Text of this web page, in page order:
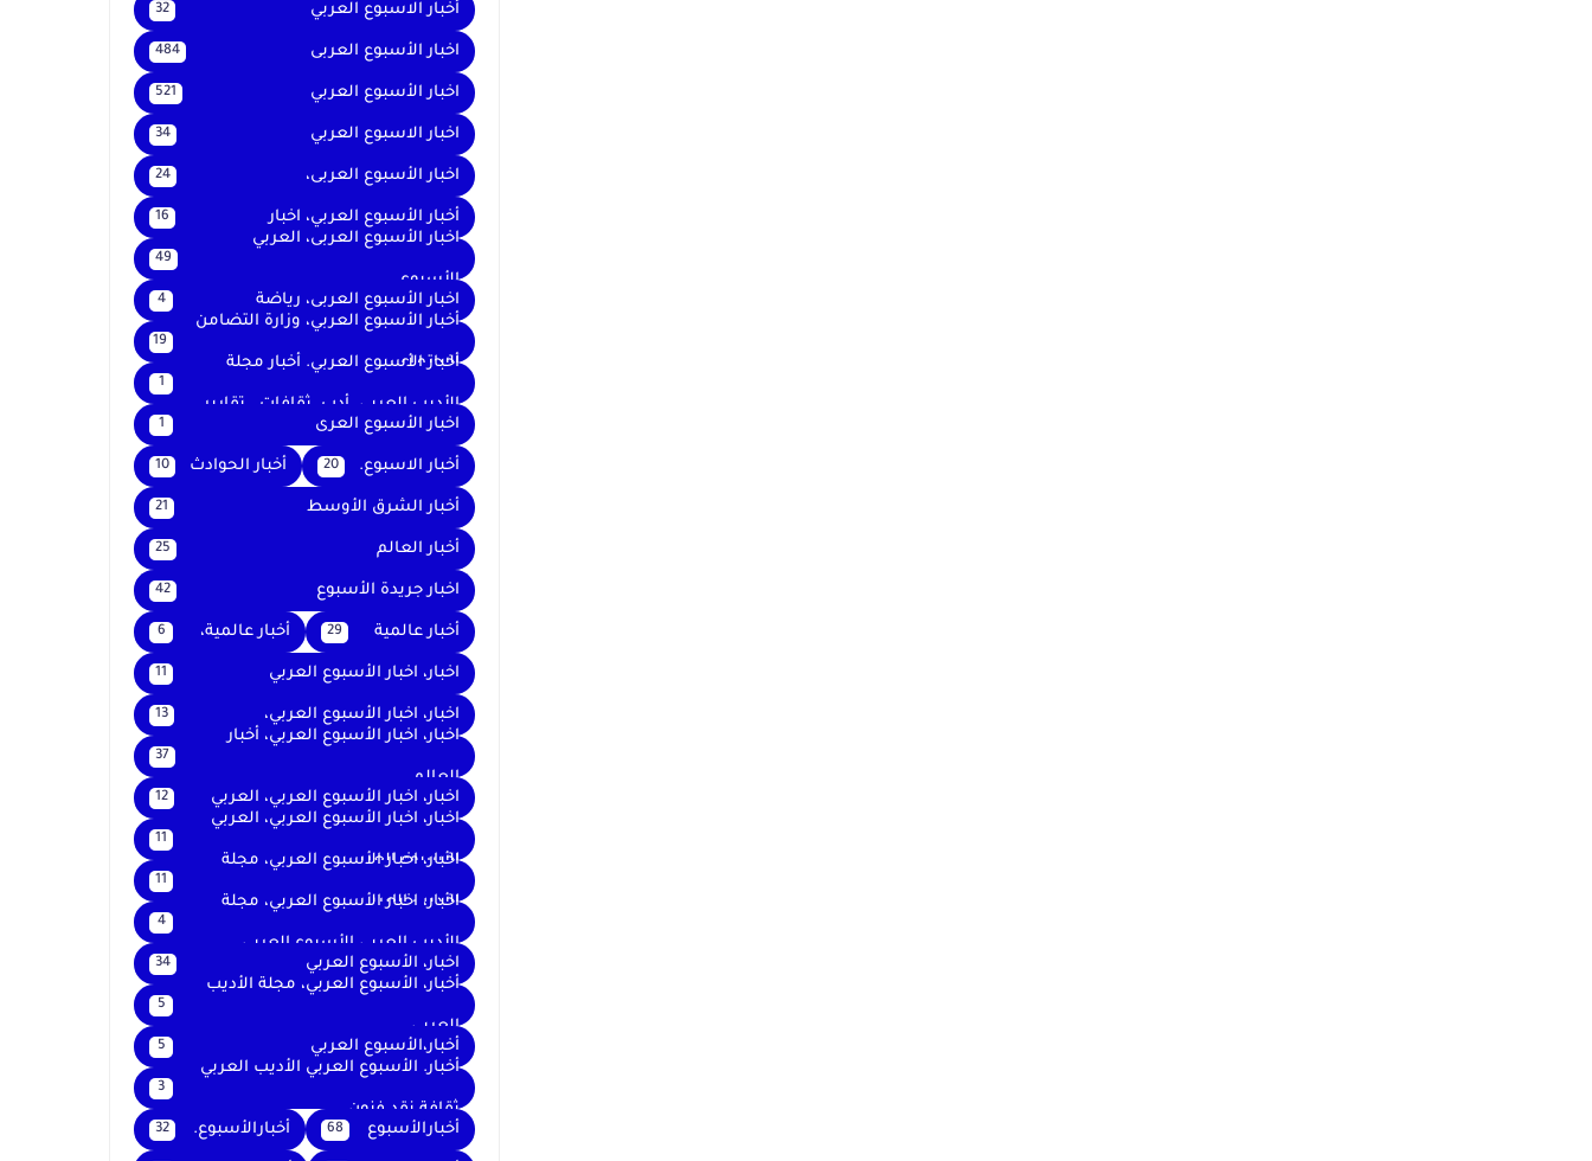
أخبار الاسبوع العربي 32
اخبار الأسبوع العربى 484
اخبار الأسبوع العربي 521
اخبار الاسبوع العربي 34
اخبار الأسبوع العربى، 24
أخبار الأسبوع العربي، اخبار 16
اخبار الأسبوع العربى، العربي
الأسبوع
49
اخبار الأسبوع العربى، رياضة 4
أخبار الأسبوع العربي، وزارة التضامن
الاجتماعي
19
أخبار الأسبوع العربي. أخبار مجلة
الأديب العربي. أدب. ثقافات . تقارير .
1
اخبار الأسبوع العرى 1
أخبار الاسبوع. 20 أخبار الحوادث 10
أخبار الشرق الأوسط 21
أخبار العالم 25
اخبار جريدة الأسبوع 42
أخبار عالمية 29 أخبار عالمية، 6
اخبار، اخبار الأسبوع العربي 11
اخبار، اخبار الأسبوع العربي، 13
اخبار، اخبار الأسبوع العربي، أخبار
العالم
37
اخبار، اخبار الأسبوع العربي، العربي 12
اخبار، اخبار الأسبوع العربي، العربي
الأسبوع العربي
11
اخبار، اخبار الأسبوع العربي، مجلة
الأديب العربي
11
اخبار، اخبار الأسبوع العربي، مجلة
الأديب العربي الأسبوع العربي
4
اخبار، الأسبوع العربي 34
أخبار، الأسبوع العربي، مجلة الأديب
العربي
5
أخبار،الأسبوع العربي 5
أخبار. الأسبوع العربي الأديب العربي
ثقافة نقد فنون
3
أخبارالأسبوع 68 أخبارالأسبوع. 32